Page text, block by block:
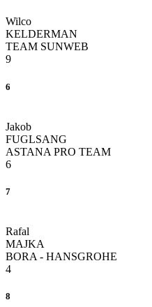
Wilco
KELDERMAN
TEAM SUNWEB
9
6
Jakob
FUGLSANG
ASTANA PRO TEAM
6
7
Rafal
MAJKA
BORA - HANSGROHE
4
8